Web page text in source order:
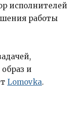
исполнителей
работы
и
Lomovka.